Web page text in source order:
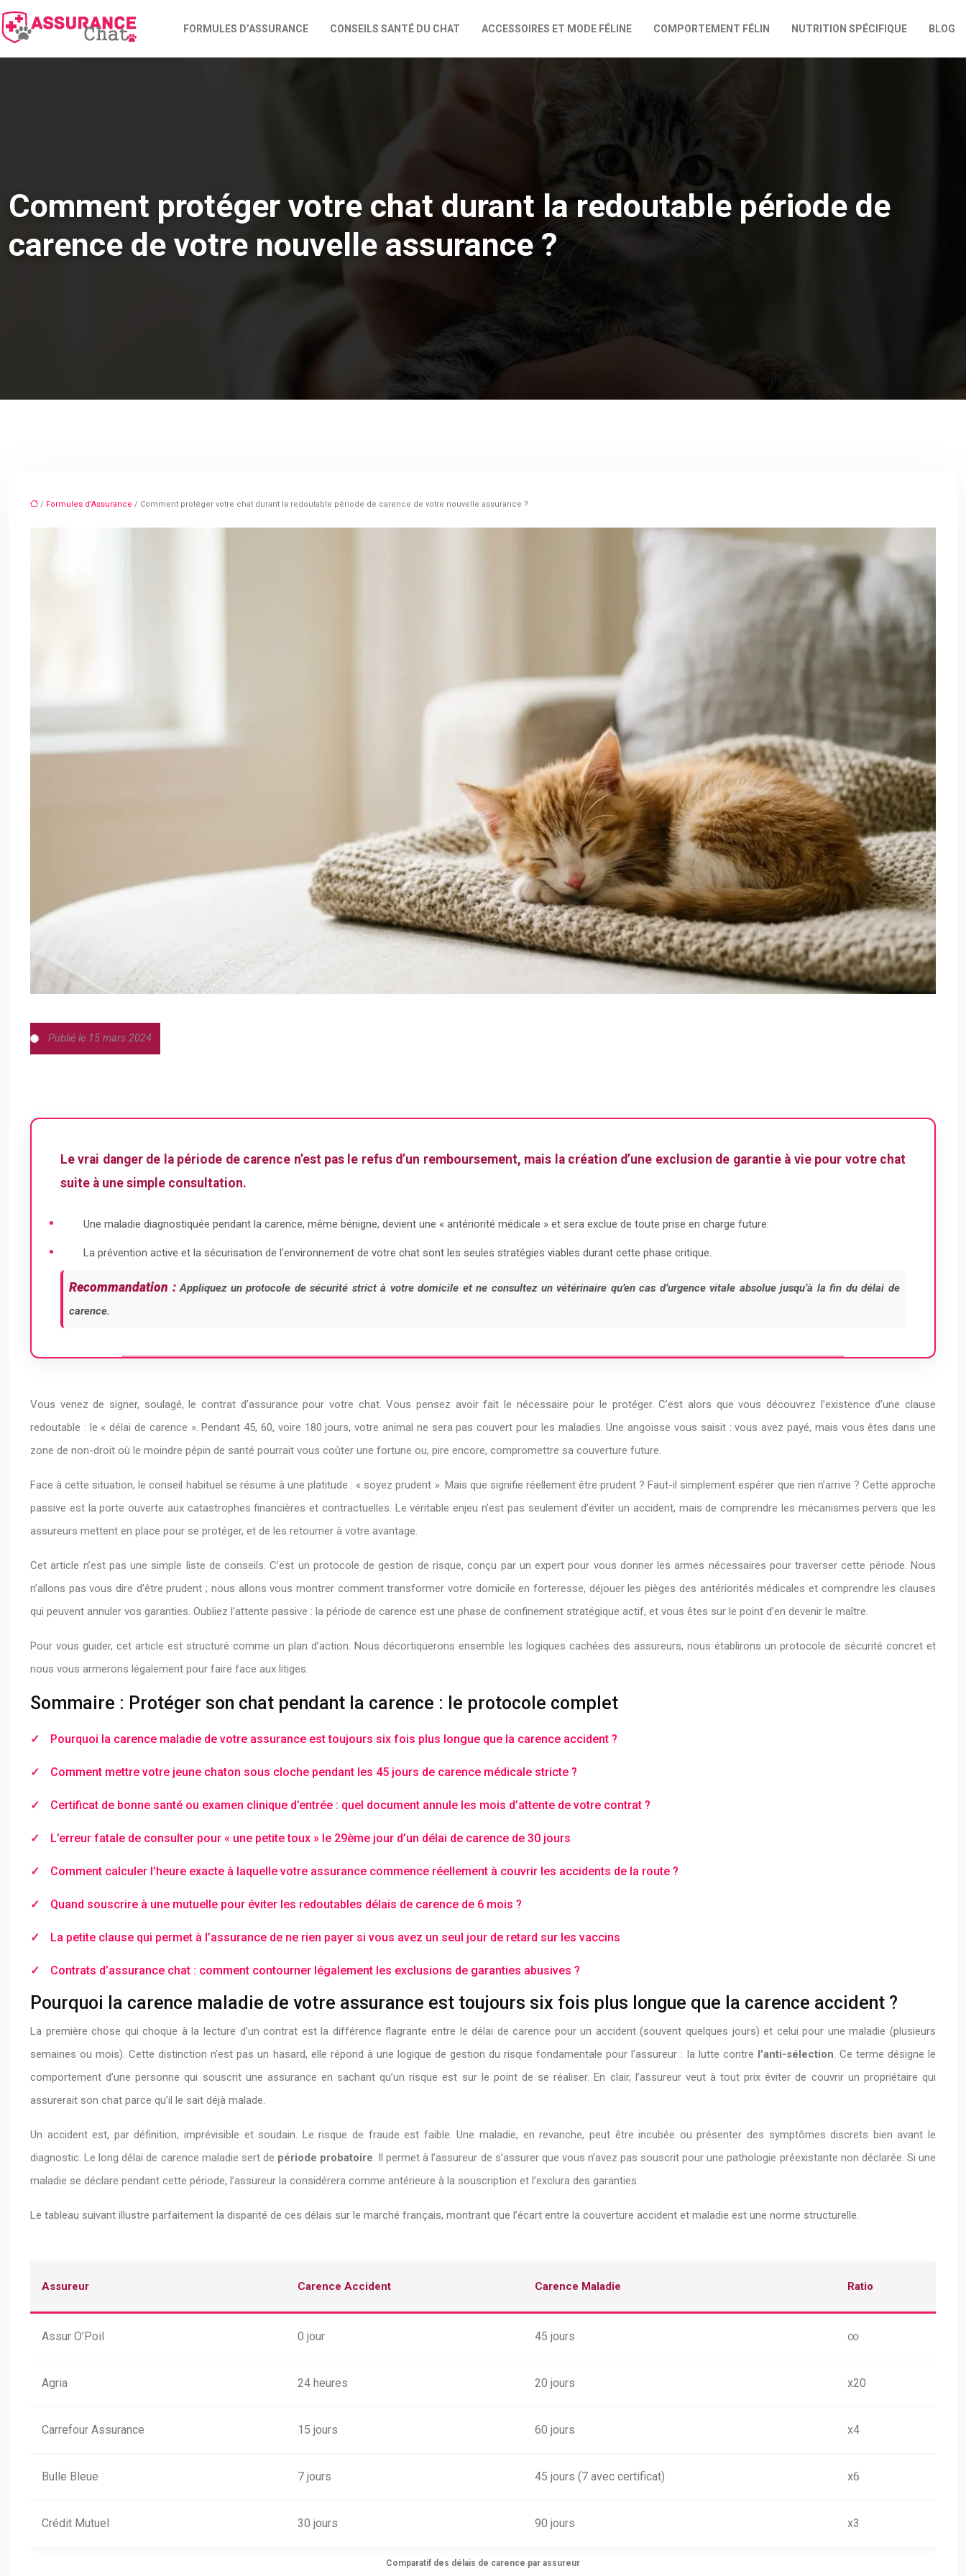
FORMULES D’ASSURANCE CONSEILS SANTÉ DU CHAT ACCESSOIRES ET MODE FÉLINE COMPORTEMENT FÉLIN NUTRITION SPÉCIFIQUE BLOG
Comment protéger votre chat durant la redoutable période de
carence de votre nouvelle assurance ?
/ Formules d'Assurance / Comment protéger votre chat durant la redoutable période de carence de votre nouvelle assurance ?
Publié le 15 mars 2024
Le vrai danger de la période de carence n’est pas le refus d’un remboursement, mais la création d’une exclusion de garantie à vie pour votre chat
suite à une simple consultation.
Une maladie diagnostiquée pendant la carence, même bénigne, devient une « antériorité médicale » et sera exclue de toute prise en charge future.
La prévention active et la sécurisation de l’environnement de votre chat sont les seules stratégies viables durant cette phase critique.
Recommandation :Appliquez un protocole de sécurité strict à votre domicile et ne consultez un vétérinaire qu’en cas d’urgence vitale absolue jusqu’à la fin du délai de
carence.
Vous venez de signer, soulagé, le contrat d’assurance pour votre chat. Vous pensez avoir fait le nécessaire pour le protéger. C’est alors que vous découvrez l’existence d’une clause
redoutable : le « délai de carence ». Pendant 45, 60, voire 180 jours, votre animal ne sera pas couvert pour les maladies. Une angoisse vous saisit : vous avez payé, mais vous êtes dans une
zone de non-droit où le moindre pépin de santé pourrait vous coûter une fortune ou, pire encore, compromettre sa couverture future.
Face à cette situation, le conseil habituel se résume à une platitude : « soyez prudent ». Mais que signifie réellement être prudent ? Faut-il simplement espérer que rien n’arrive ? Cette approche
passive est la porte ouverte aux catastrophes financières et contractuelles. Le véritable enjeu n’est pas seulement d’éviter un accident, mais de comprendre les mécanismes pervers que les
assureurs mettent en place pour se protéger, et de les retourner à votre avantage.
Cet article n’est pas une simple liste de conseils. C’est un protocole de gestion de risque, conçu par un expert pour vous donner les armes nécessaires pour traverser cette période. Nous
n’allons pas vous dire d’être prudent ; nous allons vous montrer comment transformer votre domicile en forteresse, déjouer les pièges des antériorités médicales et comprendre les clauses
qui peuvent annuler vos garanties. Oubliez l’attente passive : la période de carence est une phase de confinement stratégique actif, et vous êtes sur le point d’en devenir le maître.
Pour vous guider, cet article est structuré comme un plan d’action. Nous décortiquerons ensemble les logiques cachées des assureurs, nous établirons un protocole de sécurité concret et
nous vous armerons légalement pour faire face aux litiges.
Sommaire : Protéger son chat pendant la carence : le protocole complet
Pourquoi la carence maladie de votre assurance est toujours six fois plus longue que la carence accident ?
Comment mettre votre jeune chaton sous cloche pendant les 45 jours de carence médicale stricte ?
Certificat de bonne santé ou examen clinique d’entrée : quel document annule les mois d’attente de votre contrat ?
L’erreur fatale de consulter pour « une petite toux » le 29ème jour d’un délai de carence de 30 jours
Comment calculer l’heure exacte à laquelle votre assurance commence réellement à couvrir les accidents de la route ?
Quand souscrire à une mutuelle pour éviter les redoutables délais de carence de 6 mois ?
La petite clause qui permet à l’assurance de ne rien payer si vous avez un seul jour de retard sur les vaccins
Contrats d’assurance chat : comment contourner légalement les exclusions de garanties abusives ?
Pourquoi la carence maladie de votre assurance est toujours six fois plus longue que la carence accident ?
La première chose qui choque à la lecture d’un contrat est la différence flagrante entre le délai de carence pour un accident (souvent quelques jours) et celui pour une maladie (plusieurs
semaines ou mois). Cette distinction n’est pas un hasard, elle répond à une logique de gestion du risque fondamentale pour l’assureur : la lutte contre l’anti-sélection. Ce terme désigne le
comportement d’une personne qui souscrit une assurance en sachant qu’un risque est sur le point de se réaliser. En clair, l’assureur veut à tout prix éviter de couvrir un propriétaire qui
assurerait son chat parce qu’il le sait déjà malade.
Un accident est, par définition, imprévisible et soudain. Le risque de fraude est faible. Une maladie, en revanche, peut être incubée ou présenter des symptômes discrets bien avant le
diagnostic. Le long délai de carence maladie sert de période probatoire. Il permet à l’assureur de s’assurer que vous n’avez pas souscrit pour une pathologie préexistante non déclarée. Si une
maladie se déclare pendant cette période, l’assureur la considérera comme antérieure à la souscription et l’exclura des garanties.
Le tableau suivant illustre parfaitement la disparité de ces délais sur le marché français, montrant que l’écart entre la couverture accident et maladie est une norme structurelle.
Comparatif des délais de carence par assureur
Assureur Carence Accident Carence Maladie Ratio
Assur O’Poil 0 jour 45 jours ∞
Agria 24 heures 20 jours x20
Carrefour Assurance 15 jours 60 jours x4
Bulle Bleue 7 jours 45 jours (7 avec certificat) x6
Crédit Mutuel 30 jours 90 jours x3